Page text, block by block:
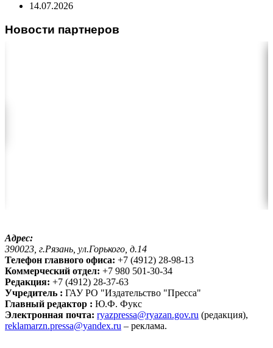
14.07.2026
Новости партнеров
Адрес:
390023, г.Рязань, ул.Горького, д.14
Телефон главного офиса: +7 (4912) 28-98-13
Коммерческий отдел: +7 980 501-30-34
Редакция: +7 (4912) 28-37-63
Учредитель : ГАУ РО "Издательство "Пресса"
Главный редактор : Ю.Ф. Фукс
Электронная почта: ryazpressa@ryazan.gov.ru (редакция),
reklamarzn.pressa@yandex.ru – реклама.